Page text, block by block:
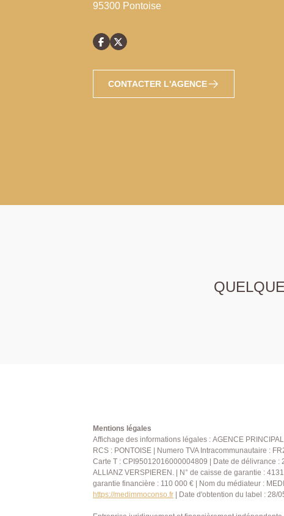
95300 Pontoise
CONTACTER L'AGENCE
Mentions légales
Affichage des informations légales : AGENCE
RCS : PONTOISE | Numero TVA Intracommunautaire :
Carte T : CPI95012016000004809 | Date de délivrance
ALLIANZ VERSPIEREN. | N° de caisse de garantie :
garantie financière : 110 000 € | Nom du médiateur :
https://medimmoconso.fr | Date d'obtention du label : 28/